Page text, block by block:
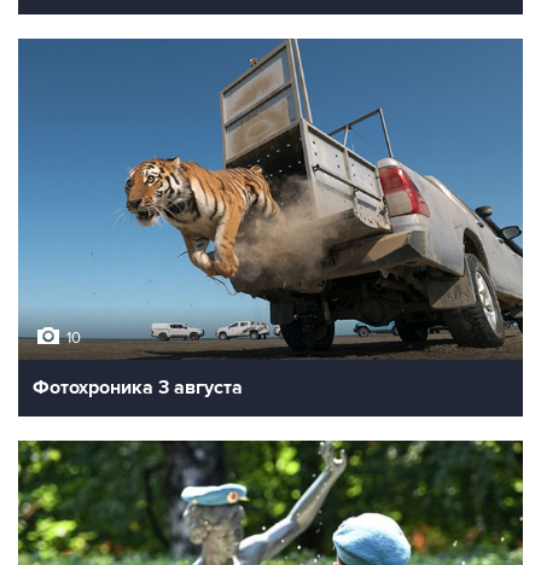
10
Фотохроника 3 августа